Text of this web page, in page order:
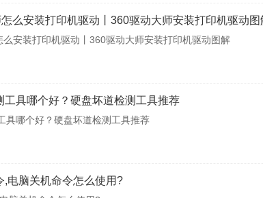
么安装打印机驱动丨360驱动大师安装打印机驱动图
么安装打印机驱动丨360驱动大师安装打印机驱动图解
工具哪个好？硬盘坏道检测工具推荐
具哪个好？硬盘坏道检测工具推荐
,电脑关机命令怎么使用?